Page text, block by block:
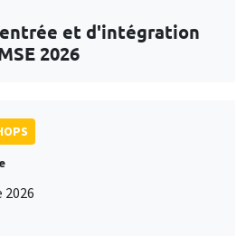
et d'intégration
2026
2026